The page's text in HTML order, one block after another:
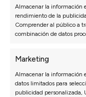
Almacenar la información
rendimiento de la
Comprender al público a
combinación de datos
Marketing
Almacenar la información
datos limitados para
publicidad personalizada,
diferencia en el
corporal durante
incluir materiales
tanto el calor en
Para personas